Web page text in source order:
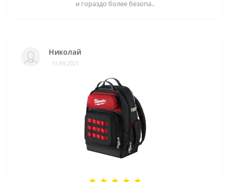
и гораздо более безопа..
Николай
11.09.2021